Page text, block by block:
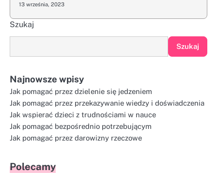
13 września, 2023
Szukaj
Szukaj
Najnowsze wpisy
Jak pomagać przez dzielenie się jedzeniem
Jak pomagać przez przekazywanie wiedzy i doświadczenia
Jak wspierać dzieci z trudnościami w nauce
Jak pomagać bezpośrednio potrzebującym
Jak pomagać przez darowizny rzeczowe
Polecamy